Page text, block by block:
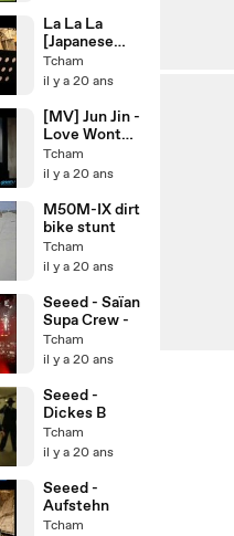
La La La
[Japanese
ver.] (MV)
Tcham
il y a 20 ans
[MV] Jun Jin -
Love Wont
Come
Tcham
il y a 20 ans
M50M-IX dirt
bike stunt
Tcham
il y a 20 ans
Seeed - Saïan
Supa Crew -
Tcham
il y a 20 ans
Seeed -
Dickes B
Tcham
il y a 20 ans
Seeed -
Aufstehn
Tcham